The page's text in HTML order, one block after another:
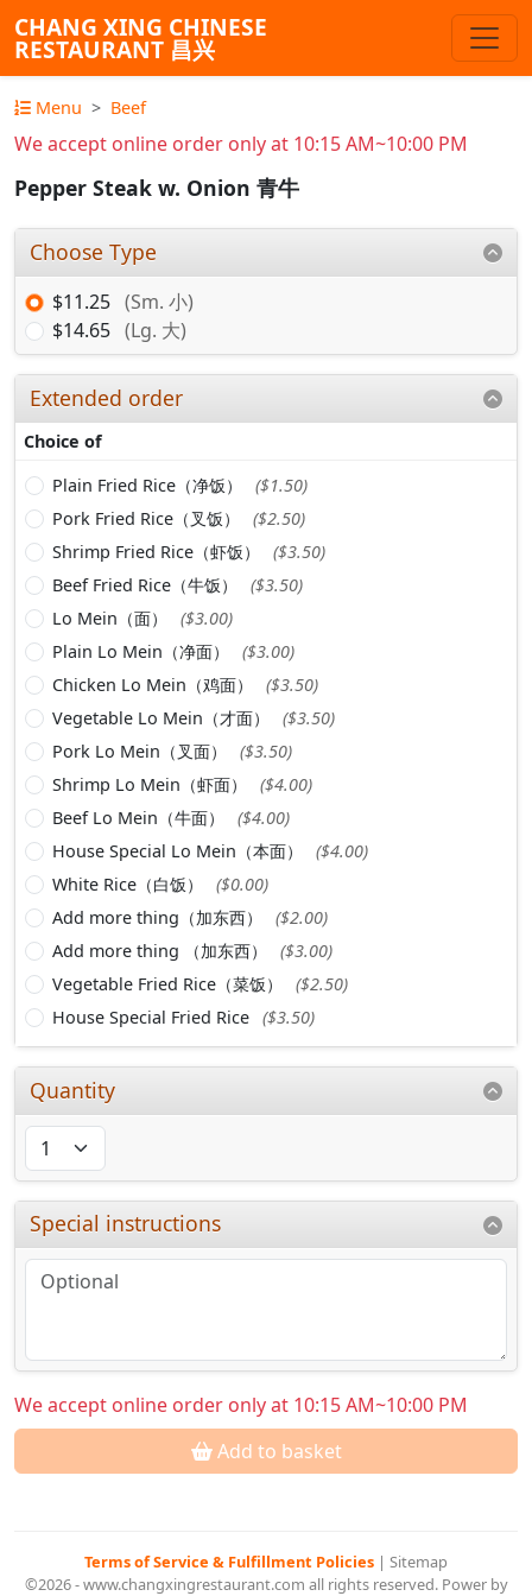
CHANG XING CHINESE
RESTAURANT 昌兴
Menu Beef
We accept online order only at 10:15 AM~10:00 PM
Pepper Steak w. Onion 青牛
Choose Type
$11.25 (Sm. 小)
$14.65 (Lg. 大)
Extended order
Choice of
Plain Fried Rice（净饭）
($1.50)
Pork Fried Rice（叉饭）
($2.50)
Shrimp Fried Rice（虾饭）
($3.50)
Beef Fried Rice（牛饭）
($3.50)
Lo Mein（面）
($3.00)
Plain Lo Mein（净面）
($3.00)
Chicken Lo Mein（鸡面）
($3.50)
Vegetable Lo Mein（才面）
($3.50)
Pork Lo Mein（叉面）
($3.50)
Shrimp Lo Mein（虾面）
($4.00)
Beef Lo Mein（牛面）
($4.00)
House Special Lo Mein（本面）
($4.00)
White Rice（白饭）
($0.00)
Add more thing（加东西）
($2.00)
Add more thing （加东西）
($3.00)
Vegetable Fried Rice（菜饭）
($2.50)
House Special Fried Rice ($3.50)
Quantity
Special instructions
We accept online order only at 10:15 AM~10:00 PM
Add to basket
Terms of Service & Fulfillment Policies | Sitemap
©2026 - www.changxingrestaurant.com all rights reserved. Power by